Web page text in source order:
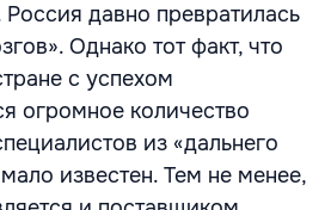
давно превратилась
Однако тот факт, что
с успехом
огромное количество
из «дальнего
известен. Тем не менее,